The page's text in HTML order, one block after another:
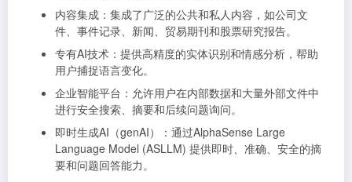
内容集成：集成了广泛的公共和私人内容，如公司文
件、事件记录、新闻、贸易期刊和股票研究报告。
专有AI技术：提供高精度的实体识别和情感分析，帮助
用户捕捉语言变化。
企业智能平台：允许用户在内部数据和大量外部文件中
进行安全搜索、摘要和后续问题询问。
即时生成AI（genAI）：通过AlphaSense Large
Language Model (ASLLM) 提供即时、准确、安全的摘
要和问题回答能力。